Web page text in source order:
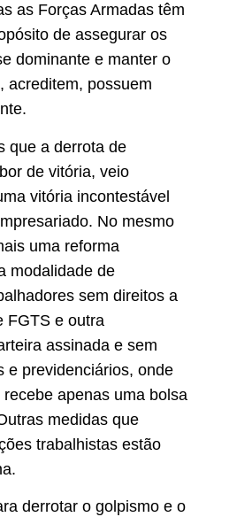
as Forças Armadas têm
de assegurar os
dominante e manter o
acreditem, possuem
que a derrota de
de vitória, veio
vitória incontestável
No mesmo
uma reforma
modalidade de
sem direitos a
FGTS e outra
assinada e sem
e previdenciários, onde
apenas uma bolsa
medidas que
trabalhistas estão
derrotar o golpismo e o